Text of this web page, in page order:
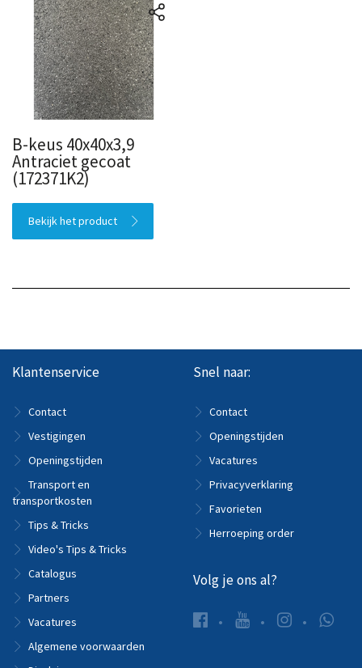
B-keus 40x40x3,9
Antraciet gecoat
(172371K2)
Bekijk het product
Klantenservice
Contact
Vestigingen
Openingstijden
Transport en
transportkosten
Tips & Tricks
Video's Tips & Tricks
Catalogus
Partners
Vacatures
Algemene voorwaarden
Snel naar:
Contact
Openingstijden
Vacatures
Privacyverklaring
Favorieten
Herroeping order
Volg je ons al?